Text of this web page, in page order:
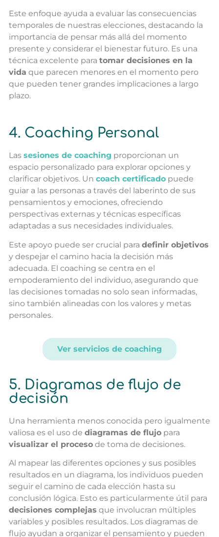
Este enfoque ayuda a evaluar las consecuencias
temporales de nuestras elecciones, destacando la
importancia de pensar más allá del momento
presente y considerar el bienestar futuro. Es una
técnica excelente para tomar decisiones en la
vida que parecen menores en el momento pero
que pueden tener grandes implicaciones a largo
plazo.
4. Coaching Personal
Las sesiones de coaching proporcionan un
espacio personalizado para explorar opciones y
clarificar objetivos. Un coach certificado puede
guiar a las personas a través del laberinto de sus
pensamientos y emociones, ofreciendo
perspectivas externas y técnicas específicas
adaptadas a sus necesidades individuales.
Este apoyo puede ser crucial para definir objetivos
y despejar el camino hacia la decisión más
adecuada. El coaching se centra en el
empoderamiento del individuo, asegurando que
las decisiones tomadas no solo sean informadas,
sino también alineadas con los valores y metas
personales.
Ver servicios de coaching
5. Diagramas de flujo de
decisión
Una herramienta menos conocida pero igualmente
valiosa es el uso de diagramas de flujo para
visualizar el proceso de toma de decisiones.
Al mapear las diferentes opciones y sus posibles
resultados en un diagrama, los individuos pueden
seguir el camino de cada elección hasta su
conclusión lógica. Esto es particularmente útil para
decisiones complejas que involucran múltiples
variables y posibles resultados. Los diagramas de
flujo ayudan a organizar el pensamiento y pueden